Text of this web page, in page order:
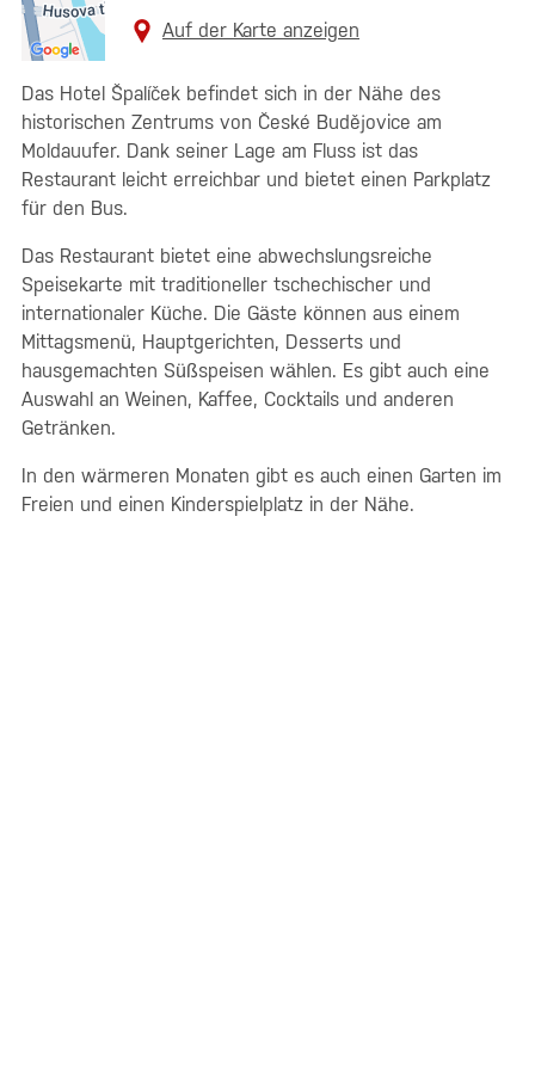
Auf der Karte anzeigen
Das Hotel Špalíček befindet sich in der Nähe des
historischen Zentrums von České Budějovice am
Moldauufer. Dank seiner Lage am Fluss ist das
Restaurant leicht erreichbar und bietet einen Parkplatz
für den Bus.
Das Restaurant bietet eine abwechslungsreiche
Speisekarte mit traditioneller tschechischer und
internationaler Küche. Die Gäste können aus einem
Mittagsmenü, Hauptgerichten, Desserts und
hausgemachten Süßspeisen wählen. Es gibt auch eine
Auswahl an Weinen, Kaffee, Cocktails und anderen
Getränken.
In den wärmeren Monaten gibt es auch einen Garten im
Freien und einen Kinderspielplatz in der Nähe.